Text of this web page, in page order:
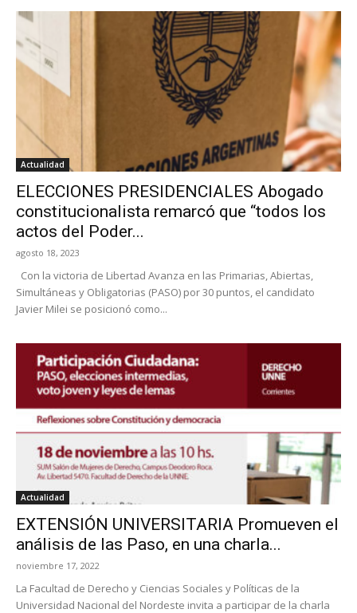
Actualidad
ELECCIONES PRESIDENCIALES Abogado
constitucionalista remarcó que “todos los
actos del Poder...
agosto 18, 2023
Con la victoria de Libertad Avanza en las Primarias, Abiertas,
Simultáneas y Obligatorias (PASO) por 30 puntos, el candidato
Javier Milei se posicionó como...
Actualidad
EXTENSIÓN UNIVERSITARIA Promueven el
análisis de las Paso, en una charla...
noviembre 17, 2022
La Facultad de Derecho y Ciencias Sociales y Políticas de la
Universidad Nacional del Nordeste invita a participar de la charla